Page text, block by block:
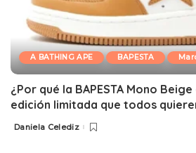
A BATHING APE BAPESTA
¿Por qué la BAPESTA Mono
edición limitada que todos
Posted
Daniela Celediz